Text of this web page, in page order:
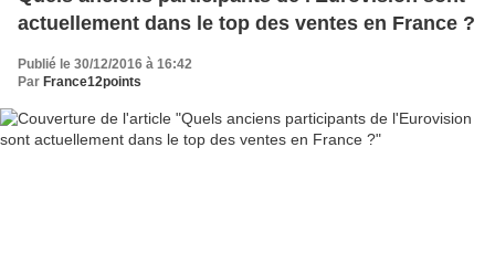
actuellement dans le top des ventes en France ?
Publié le 30/12/2016 à 16:42
Par France12points